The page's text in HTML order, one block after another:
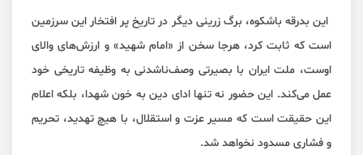
این بدرقه باشکوه، برگ زرینی دیگر در تاریخ پر افتخار این سرزمین
است که ثابت کرد، هرجا سخن از «امام شهید» و ارزش‌های والای
اوست، ملت ایران با بصیرتی وصف‌ناشدنی به وظیفه تاریخی خود
عمل می‌کند. این حضور نه تنها ادای دین به خون شهدا، بلکه اعلام
این حقیقت است که مسیر عزت و استقلال، با هیچ تهدید، تحریم
و فشاری مسدود نخواهد شد.